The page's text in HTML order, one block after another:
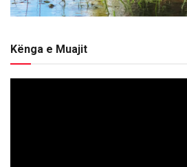
Kënga e Muajit